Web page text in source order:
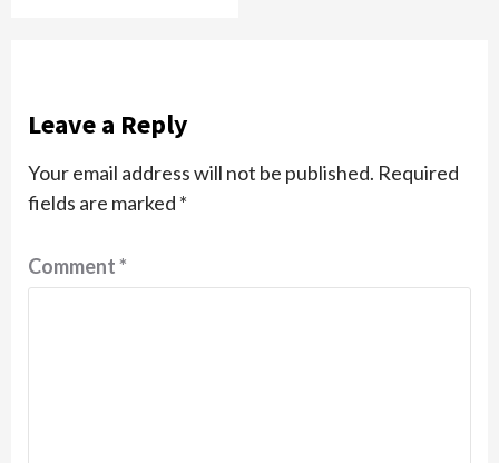
Leave a Reply
Your email address will not be published. Required
fields are marked *
Comment*